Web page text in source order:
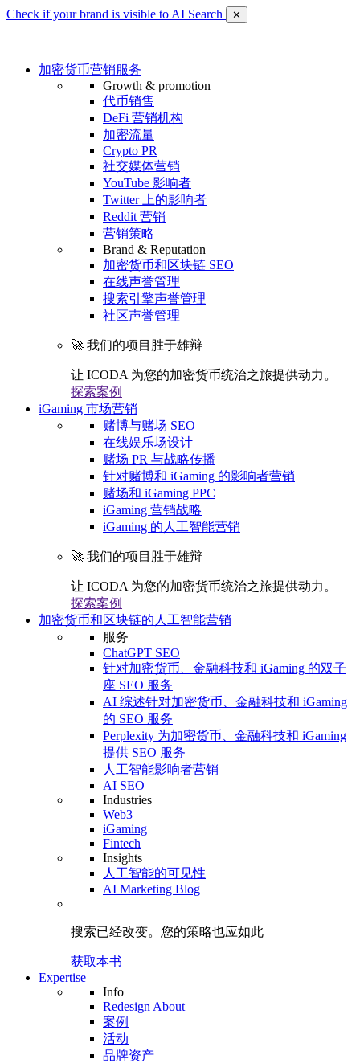
Check if your brand is visible to AI Search ✕
加密货币营销服务
Growth & promotion
代币销售
DeFi 营销机构
加密流量
Crypto PR
社交媒体营销
YouTube 影响者
Twitter 上的影响者
Reddit 营销
营销策略
Brand & Reputation
加密货币和区块链 SEO
在线声誉管理
搜索引擎声誉管理
社区声誉管理
🚀 我们的项目胜于雄辩
让 ICODA 为您的加密货币统治之旅提供动力。
探索案例
iGaming 市场营销
赌博与赌场 SEO
在线娱乐场设计
赌场 PR 与战略传播
针对赌博和 iGaming 的影响者营销
赌场和 iGaming PPC
iGaming 营销战略
iGaming 的人工智能营销
🚀 我们的项目胜于雄辩
让 ICODA 为您的加密货币统治之旅提供动力。
探索案例
加密货币和区块链的人工智能营销
服务
ChatGPT SEO
针对加密货币、金融科技和 iGaming 的双子
座 SEO 服务
AI 综述针对加密货币、金融科技和 iGaming
的 SEO 服务
Perplexity 为加密货币、金融科技和 iGaming
提供 SEO 服务
人工智能影响者营销
AI SEO
Industries
Web3
iGaming
Fintech
Insights
人工智能的可见性
AI Marketing Blog
搜索已经改变。 您的策略也应如此
获取本书
Expertise
Info
Redesign About
案例
活动
品牌资产